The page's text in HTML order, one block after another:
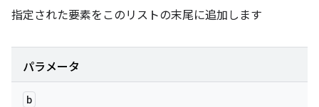
指定された要素をこのリストの末尾に追加します
パラメータ
b